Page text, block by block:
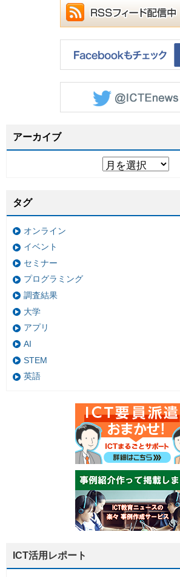
アーカイブ
タグ
オンライン
イベント
セミナー
プログラミング
調査結果
大学
アプリ
AI
STEM
英語
ICT活用レポート